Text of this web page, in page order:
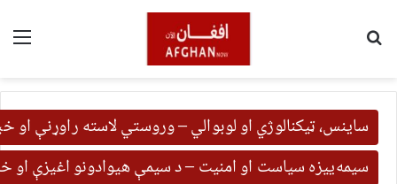
ساینس، ټیکنالوژي او لوبوالي – وروستي لاسته راوړنې او
سیمه‌ییزه سیاست او امنیت – د سیمې هیوادونو اغیزې او